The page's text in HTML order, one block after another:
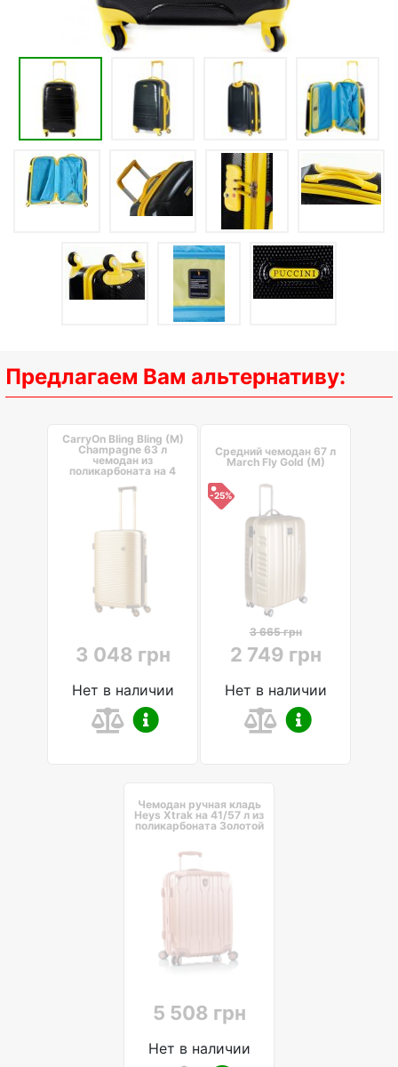
Предлагаем Вам альтернативу:
CarryOn Bling Bling (M)
Champagne 63 л
чемодан из
поликарбоната на 4
колесах шампань
3 048 грн
Нет в наличии
Средний чемодан 67 л
March Fly Gold (M)
-25%
3 665 грн
2 749 грн
Нет в наличии
Чемодан ручная кладь
Heys Xtrak на 41/57 л из
поликарбоната Золотой
5 508 грн
Нет в наличии